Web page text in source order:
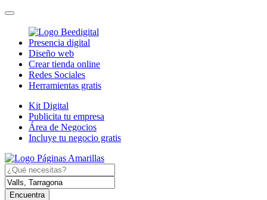
Presencia digital
Diseño web
Crear tienda online
Redes Sociales
Herramientas gratis
Kit Digital
Publicita tu empresa
Área de Negocios
Incluye tu negocio gratis
Encuentra